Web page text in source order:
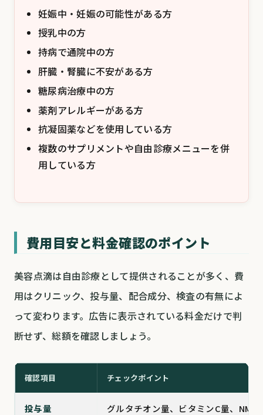
妊娠中・妊娠の可能性がある方
授乳中の方
持病で通院中の方
肝臓・腎臓に不安がある方
糖尿病治療中の方
薬剤アレルギーがある方
抗凝固薬などを使用している方
複数のサプリメントや自由診療メニューを併
用している方
費用目安と料金確認のポイント
美容点滴は自由診療として提供されることが多く、費
用はクリニック、投与量、配合成分、検査の有無によ
って変わります。広告に表示されている料金だけで判
断せず、総額を確認しましょう。
確認項目 チェックポイント
投与量
グルタチオン量、ビタミンC量、